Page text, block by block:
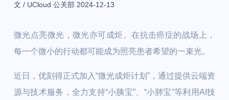
文 / UCloud 公关部 2024-12-13
微光点亮微光，微光亦可成炬。在抗击癌症的战场上，
每一个微小的行动都可能成为照亮患者希望的一束光。
近日，优刻得正式加入“微光成炬计划”，通过提供云端资
源与技术服务，全力支持“小胰宝”、“小肺宝”等利用AI技